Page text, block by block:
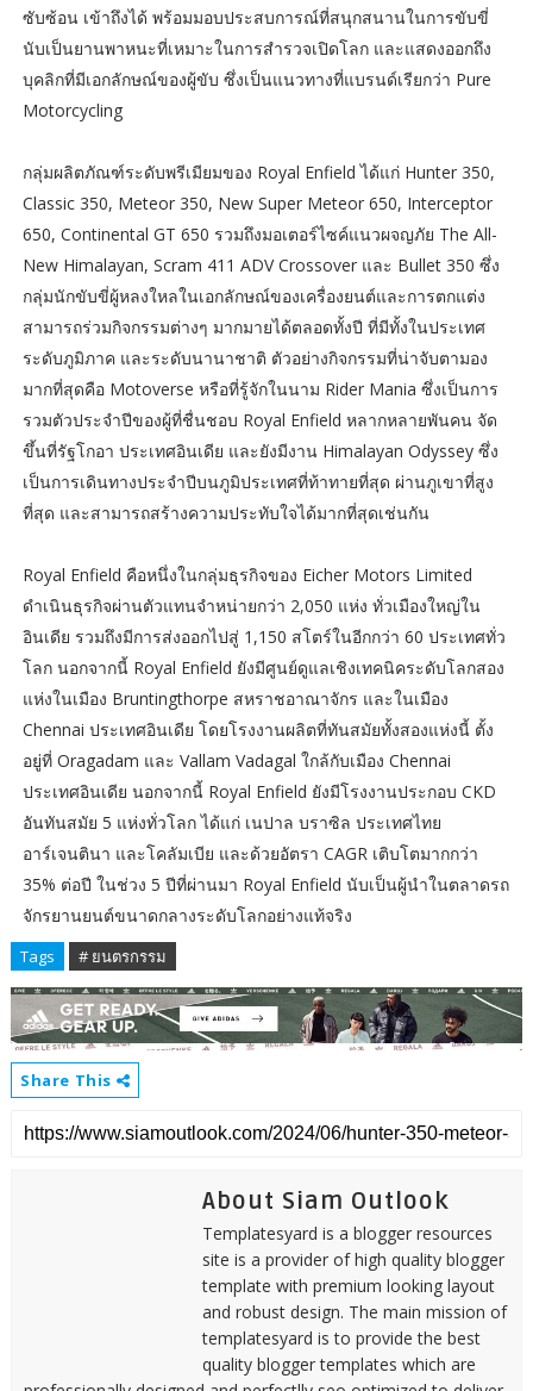
ซับซ้อน เข้าถึงได้ พร้อมมอบประสบการณ์ที่สนุกสนานในการขับขี่
นับเป็นยานพาหนะที่เหมาะในการสำรวจเปิดโลก และแสดงออกถึง
บุคลิกที่มีเอกลักษณ์ของผู้ขับ ซึ่งเป็นแนวทางที่แบรนด์เรียกว่า Pure
Motorcycling
กลุ่มผลิตภัณฑ์ระดับพรีเมียมของ Royal Enfield ได้แก่ Hunter 350,
Classic 350, Meteor 350, New Super Meteor 650, Interceptor
650, Continental GT 650 รวมถึงมอเตอร์ไซค์แนวผจญภัย The All-
New Himalayan, Scram 411 ADV Crossover และ Bullet 350 ซึ่ง
กลุ่มนักขับขี่ผู้หลงใหลในเอกลักษณ์ของเครื่องยนต์และการตกแต่ง
สามารถร่วมกิจกรรมต่างๆ มากมายได้ตลอดทั้งปี ที่มีทั้งในประเทศ
ระดับภูมิภาค และระดับนานาชาติ ตัวอย่างกิจกรรมที่น่าจับตามอง
มากที่สุดคือ Motoverse หรือที่รู้จักในนาม Rider Mania ซึ่งเป็นการ
รวมตัวประจำปีของผู้ที่ชื่นชอบ Royal Enfield หลากหลายพันคน จัด
ขึ้นที่รัฐโกอา ประเทศอินเดีย และยังมีงาน Himalayan Odyssey ซึ่ง
เป็นการเดินทางประจำปีบนภูมิประเทศที่ท้าทายที่สุด ผ่านภูเขาที่สูง
ที่สุด และสามารถสร้างความประทับใจได้มากที่สุดเช่นกัน
Royal Enfield คือหนึ่งในกลุ่มธุรกิจของ Eicher Motors Limited
ดำเนินธุรกิจผ่านตัวแทนจำหน่ายกว่า 2,050 แห่ง ทั่วเมืองใหญ่ใน
อินเดีย รวมถึงมีการส่งออกไปสู่ 1,150 สโตร์ในอีกกว่า 60 ประเทศทั่ว
โลก นอกจากนี้ Royal Enfield ยังมีศูนย์ดูแลเชิงเทคนิคระดับโลกสอง
แห่งในเมือง Bruntingthorpe สหราชอาณาจักร และในเมือง
Chennai ประเทศอินเดีย โดยโรงงานผลิตที่ทันสมัยทั้งสองแห่งนี้ ตั้ง
อยู่ที่ Oragadam และ Vallam Vadagal ใกล้กับเมือง Chennai
ประเทศอินเดีย นอกจากนี้ Royal Enfield ยังมีโรงงานประกอบ CKD
อันทันสมัย 5 แห่งทั่วโลก ได้แก่ เนปาล บราซิล ประเทศไทย
อาร์เจนตินา และโคลัมเบีย และด้วยอัตรา CAGR เติบโตมากกว่า
35% ต่อปี ในช่วง 5 ปีที่ผ่านมา Royal Enfield นับเป็นผู้นำในตลาดรถ
จักรยานยนต์ขนาดกลางระดับโลกอย่างแท้จริง
Tags # ยนตรกรรม
Share This
About Siam Outlook
Templatesyard is a blogger resources
site is a provider of high quality blogger
template with premium looking layout
and robust design. The main mission of
templatesyard is to provide the best
quality blogger templates which are